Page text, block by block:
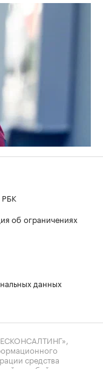
РБК
об ограничениях
данных
средства